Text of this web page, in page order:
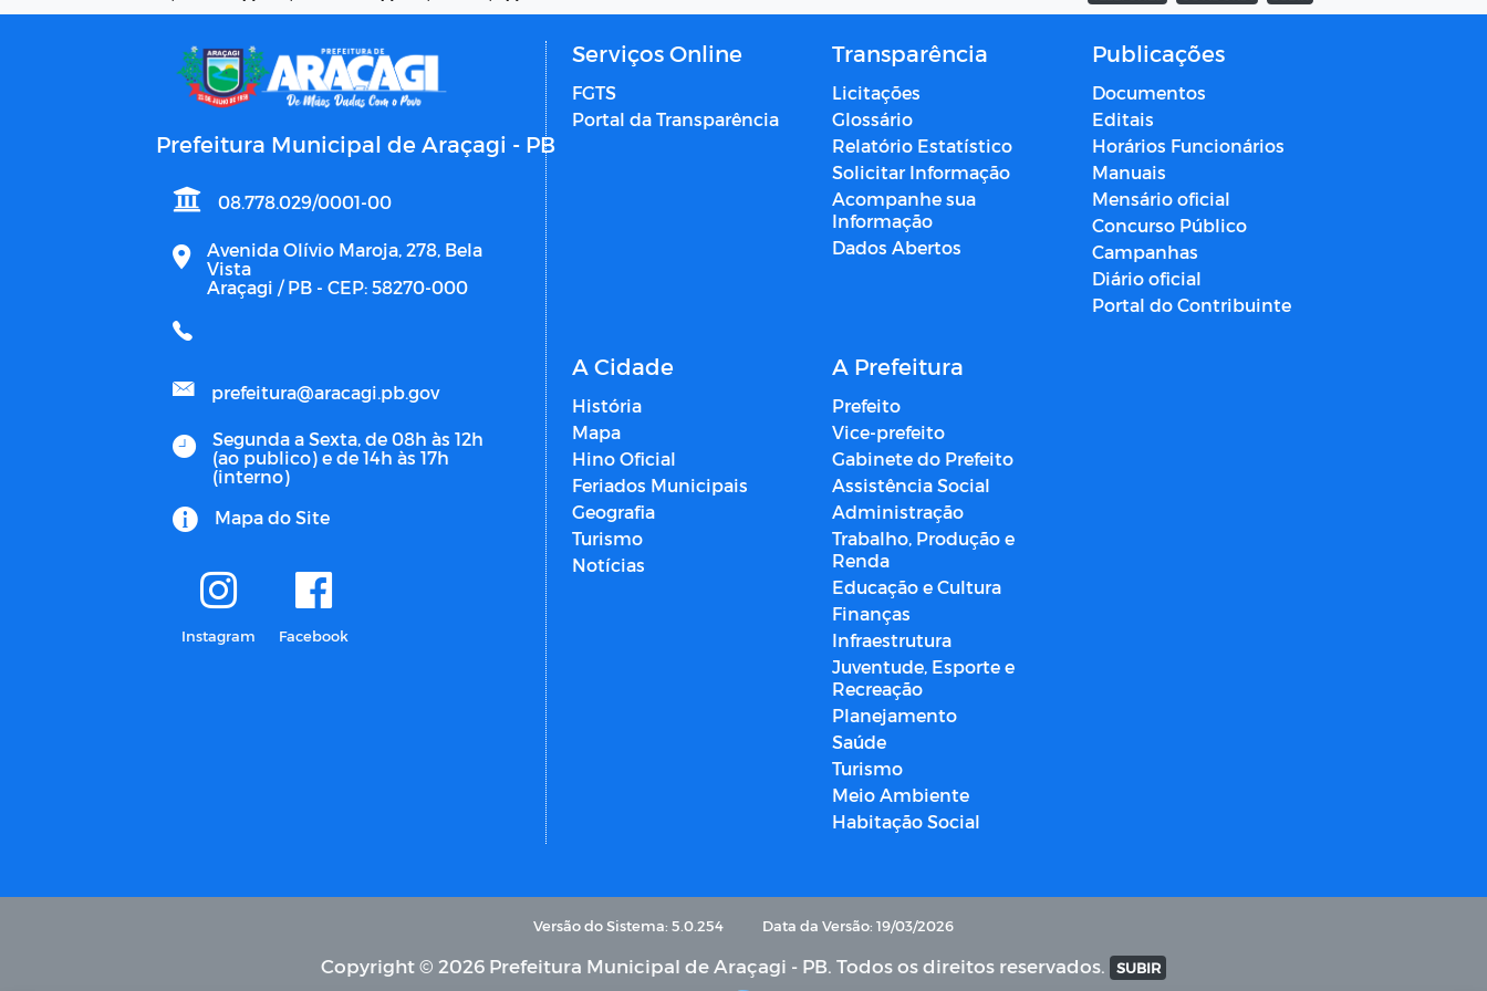
Prefeitura Municipal de Araçagi - PB
08.778.029/0001-00
Avenida Olívio Maroja, 278, Bela
Vista
Araçagi / PB - CEP: 58270-000
prefeitura@aracagi.pb.gov
Segunda a Sexta, de 08h às 12h
(ao publico) e de 14h às 17h
(interno)
Mapa do Site
Instagram Facebook
Serviços Online
FGTS
Portal da Transparência
Transparência
Licitações
Glossário
Relatório Estatístico
Solicitar Informação
Acompanhe sua
Informação
Dados Abertos
Publicações
Documentos
Editais
Horários Funcionários
Manuais
Mensário oficial
Concurso Público
Campanhas
Diário oficial
Portal do Contribuinte
A Cidade
História
Mapa
Hino Oficial
Feriados Municipais
Geografia
Turismo
Notícias
A Prefeitura
Prefeito
Vice-prefeito
Gabinete do Prefeito
Assistência Social
Administração
Trabalho, Produção e
Renda
Educação e Cultura
Finanças
Infraestrutura
Juventude, Esporte e
Recreação
Planejamento
Saúde
Turismo
Meio Ambiente
Habitação Social
Versão do Sistema: 5.0.254 Data da Versão: 19/03/2026
Copyright © 2026 Prefeitura Municipal de Araçagi - PB. Todos os direitos reservados. SUBIR